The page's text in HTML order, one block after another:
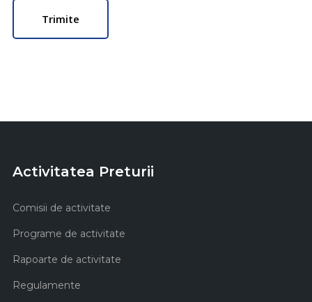
Activitatea Preturii
Comisii de activitate
Programe de activitate
Rapoarte de activitate
Regulamente